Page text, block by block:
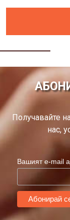
Получавайте
нас,
Вашият e-mail